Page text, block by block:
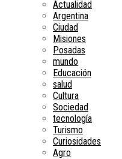
Actualidad
Argentina
Ciudad
Misiones
Posadas
mundo
Educación
salud
Cultura
Sociedad
tecnología
Turismo
Curiosidades
Agro